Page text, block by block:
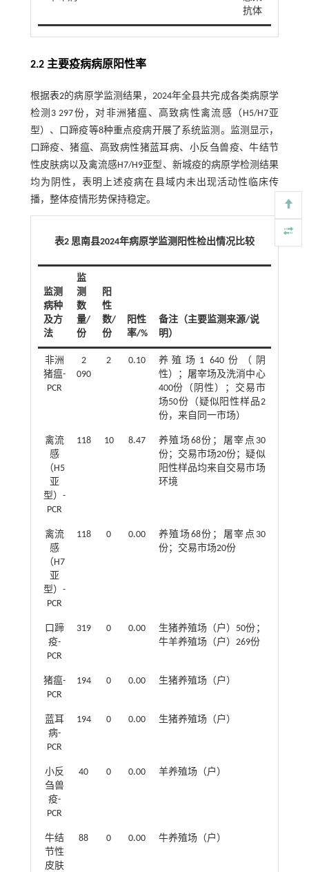
抗体
2.2 主要疫病病原阳性率
根据表2的病原学监测结果，2024年全县共完成各类病原学
检测3 297份，对非洲猪瘟、高致病性禽流感（H5/H7亚
型）、口蹄疫等8种重点疫病开展了系统监测。监测显示，
口蹄疫、猪瘟、高致病性猪蓝耳病、小反刍兽疫、牛结节
性皮肤病以及禽流感H7/H9亚型、新城疫的病原学检测结果
均为阴性，表明上述疫病在县域内未出现活动性临床传
播，整体疫情形势保持稳定。
表2 思南县2024年病原学监测阳性检出情况比较
监测
病种
及方
法
监
测
数
量/
份
阳
性
数/
份
阳性
率/%
备注（主要监测来源/说
明）
非洲
猪瘟-
PCR
2
090
2 0.10
养殖场1 640份（阴
性）；屠宰场及洗消中心
400份（阴性）；交易市
场50份（疑似阳性样品2
份，来自同一市场）
禽流
感
（H5
亚
型）-
PCR
118 10 8.47
养殖场68份；屠宰点30
份；交易市场20份；疑似
阳性样品均来自交易市场
环境
禽流
感
（H7
亚
型）-
PCR
118 0 0.00
养殖场68份；屠宰点30
份；交易市场20份
口蹄
疫-
PCR
319 0 0.00
生猪养殖场（户）50份；
牛羊养殖场（户）269份
猪瘟-
PCR
194 0 0.00 生猪养殖场（户）
蓝耳
病-
PCR
194 0 0.00 生猪养殖场（户）
小反
刍兽
疫-
PCR
40 0 0.00 羊养殖场（户）
牛结
节性
皮肤
88 0 0.00 牛养殖场（户）